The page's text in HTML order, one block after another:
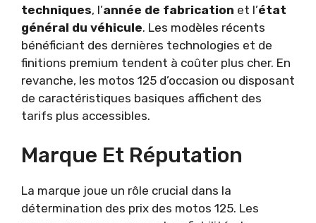
techniques, l’année de fabrication et l’état
général du véhicule. Les modèles récents
bénéficiant des dernières technologies et de
finitions premium tendent à coûter plus cher. En
revanche, les motos 125 d’occasion ou disposant
de caractéristiques basiques affichent des
tarifs plus accessibles.
Marque Et Réputation
La marque joue un rôle crucial dans la
détermination des prix des motos 125. Les